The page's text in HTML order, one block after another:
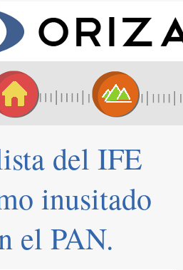
del IFE
inusitado
el PAN.